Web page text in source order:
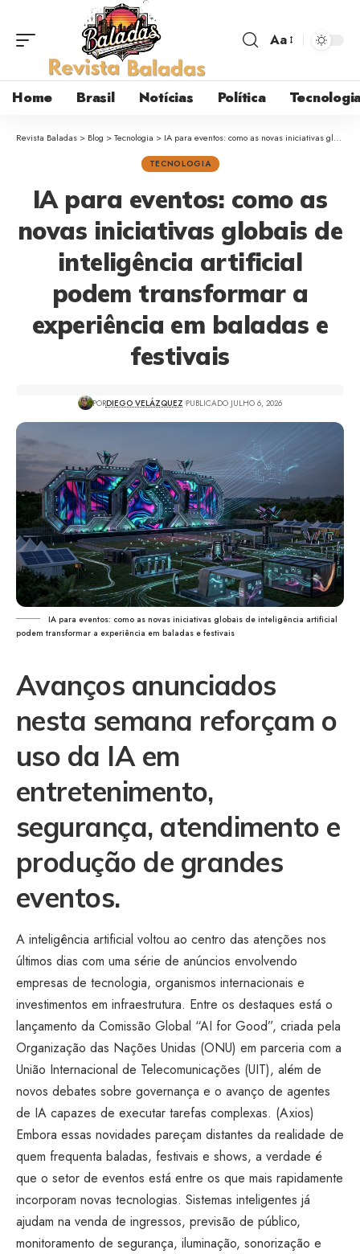
Aa
Home Brasil Notícias Política
Revista Baladas > Blog >Tecnologia > IA para eventos: como as novas iniciativas globais de inteligência artificial podem transformar a experiência em baladas e festivais
TECNOLOGIA
IA para eventos: como as
novas iniciativas globais de
inteligência artificial
podem transformar a
experiência em baladas e
festivais
PORDIEGO VELÁZQUEZ PUBLICADO JULHO 6, 2026
IA para eventos: como as novas iniciativas globais de inteligência artificial
podem transformar a experiência em baladas e festivais
Avanços anunciados
nesta semana reforçam o
uso da IA em
entretenimento,
segurança, atendimento e
produção de grandes
eventos.
A inteligência artificial voltou ao centro das atenções nos
últimos dias com uma série de anúncios envolvendo
empresas de tecnologia, organismos internacionais e
investimentos em infraestrutura. Entre os destaques está o
lançamento da Comissão Global “AI for Good”, criada pela
Organização das Nações Unidas (ONU) em parceria com a
União Internacional de Telecomunicações (UIT), além de
novos debates sobre governança e o avanço de agentes
de IA capazes de executar tarefas complexas. (Axios)
Embora essas novidades pareçam distantes da realidade de
quem frequenta baladas, festivais e shows, a verdade é
que o setor de eventos está entre os que mais rapidamente
incorporam novas tecnologias. Sistemas inteligentes já
ajudam na venda de ingressos, previsão de público,
monitoramento de segurança, iluminação, sonorização e